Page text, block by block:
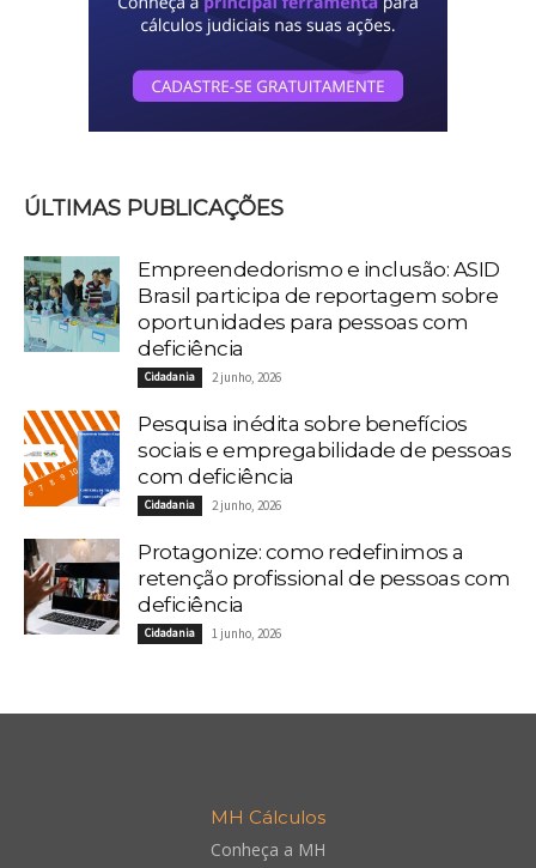
ÚLTIMAS PUBLICAÇÕES
Empreendedorismo e inclusão: ASID
Brasil participa de reportagem sobre
oportunidades para pessoas com
deficiência
Cidadania 2 junho, 2026
Pesquisa inédita sobre benefícios
sociais e empregabilidade de pessoas
com deficiência
Cidadania 2 junho, 2026
Protagonize: como redefinimos a
retenção profissional de pessoas com
deficiência
Cidadania 1 junho, 2026
MH Cálculos
Conheça a MH